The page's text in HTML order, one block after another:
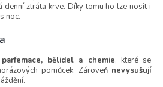
denní ztráta krve. Díky tomu ho lze nosit i
noc.
bělidel a chemie, které se
pomůcek. Zároveň nevysušují